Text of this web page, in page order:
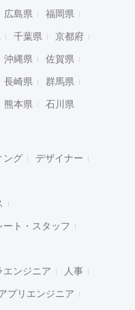
広島県 福岡県
千葉県 京都府
沖縄県 佐賀県
長崎県 群馬県
熊本県 石川県
ング デザイナー
ート・スタッフ
エンジニア 人事
プリエンジニア